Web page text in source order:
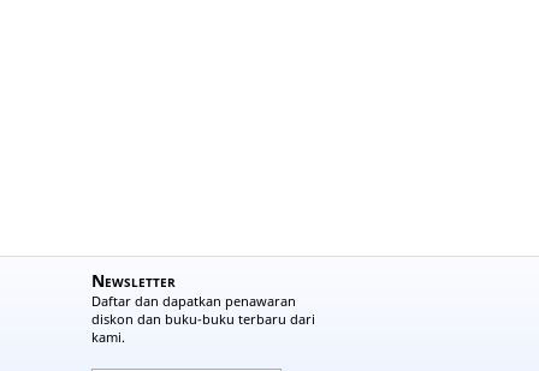
Newsletter
Daftar dan dapatkan penawaran
diskon dan buku-buku terbaru dari
kami.